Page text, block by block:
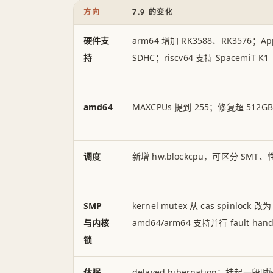
方向 7.9 的变化
硬件支
持
arm64 增加 RK3588、RK3576；
SDHC；riscv64 支持 SpacemiT K1
amd64 MAXCPUs 提到 255；修复超
调度 新增 hw.blockcpu，可区分 SMT、
SMP
与内核
锁
kernel mutex 从 cas spinlock 改
amd64/arm64 支持并行 fault